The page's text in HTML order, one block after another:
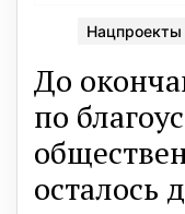
Нацпроекты
До
по
осталось